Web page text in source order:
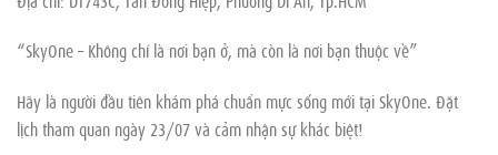
“SkyOne – Không chỉ là nơi bạn ở, mà còn là nơi bạn thuộc về”
Hãy là người đầu tiên khám phá chuẩn mực sống mới tại SkyOne. Đặt
lịch tham quan ngày 23/07 và cảm nhận sự khác biệt!